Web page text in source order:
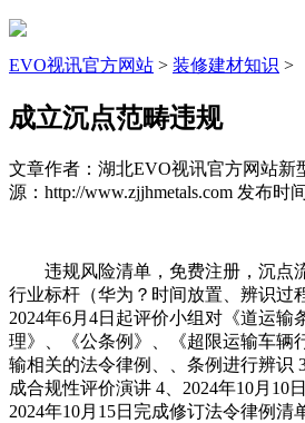
EVO视讯官方网站 > 装修建材知识 >
成立沉点范畴违规
文章作者：湖北EVO视讯官方网站新
源：http://www.zjjhmetals.com 发布时
违规风险清单，免费注册，沉点
行业标杆（华为？时间放置、辨识过
2024年6月4日起评价小组对《道运输
理》、《公条例》、《超限运输车辆
输相关的法令律例、、条例进行辨识
成合规性评价演讲 4、2024年10月10
2024年10月15日完成修订法令律例清